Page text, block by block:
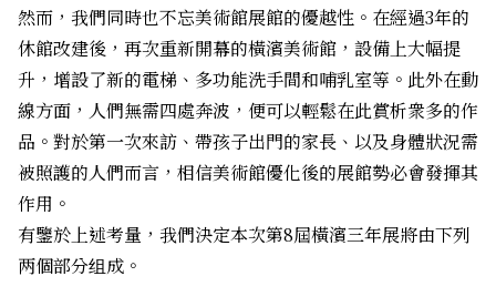
然而，我們同時也不忘美術館展館的優越性。在經過3年的
休館改建後，再次重新開幕的橫濱美術館，設備上大幅提
升，增設了新的電梯、多功能洗手間和哺乳室等。此外在動
線方面，人們無需四處奔波，便可以輕鬆在此賞析衆多的作
品。對於第一次來訪、帶孩子出門的家長、以及身體狀況需
被照護的人們而言，相信美術館優化後的展館勢必會發揮其
作用。
有鑒於上述考量，我們決定本次第8屆橫濱三年展將由下列
两個部分组成。